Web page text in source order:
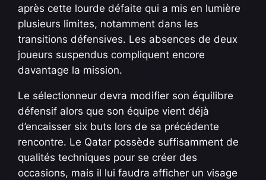
après cette lourde défaite qui a mis en lumière
plusieurs limites, notamment dans les
transitions défensives. Les absences de deux
joueurs suspendus compliquent encore
davantage la mission.
Le sélectionneur devra modifier son équilibre
défensif alors que son équipe vient déjà
d’encaisser six buts lors de sa précédente
rencontre. Le Qatar possède suffisamment de
qualités techniques pour se créer des
occasions, mais il lui faudra afficher un visage